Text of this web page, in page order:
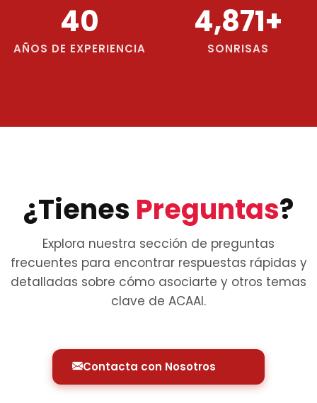
49
AÑOS DE EXPERIENCIA
5,932+
SONRISAS
¿Tienes Preguntas?
Explora nuestra sección de preguntas
frecuentes para encontrar respuestas rápidas y
detalladas sobre cómo asociarte y otros temas
clave de ACAAI.
Contacta con Nosotros